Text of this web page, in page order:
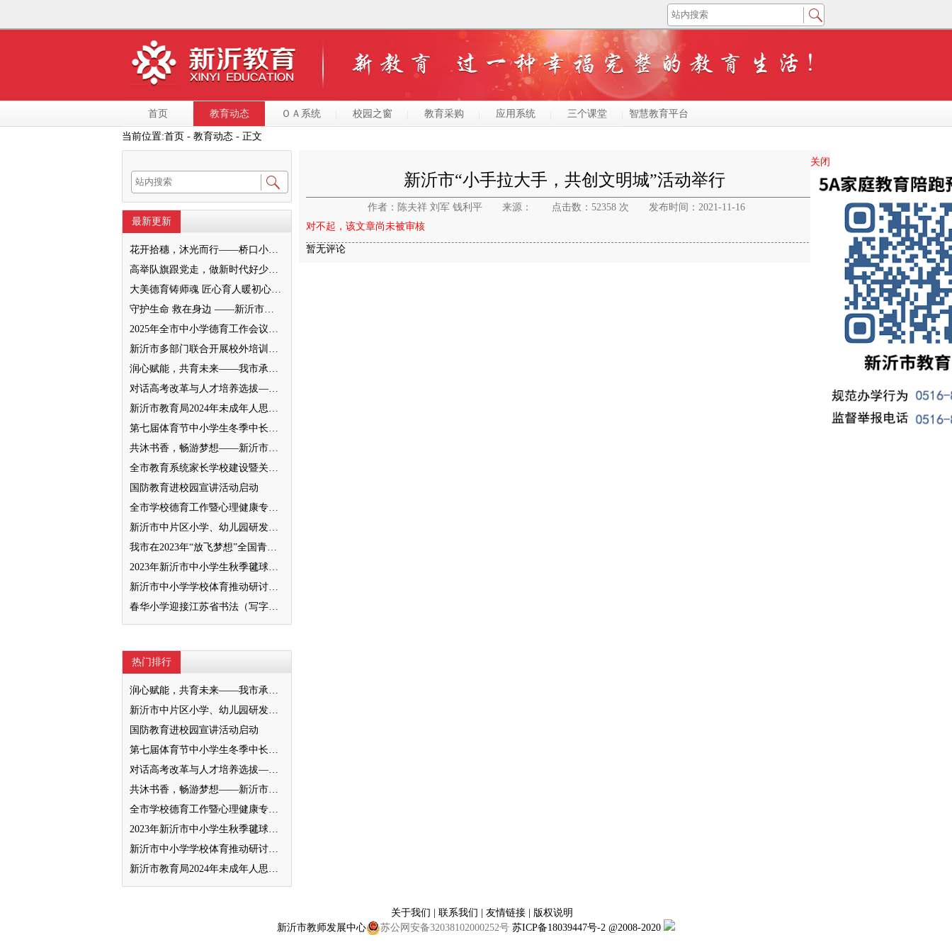
首页 教育动态 ＯＡ系统 校园之窗 教育采购 应用系统 三个课堂 智慧教育平台
当前位置:首页 - 教育动态 - 正文
最新更新
花开拾穗，沐光而行——桥口小学“大美德育之家校和美”暨2022级十岁成长仪式圆满举行
高举队旗跟党走，做新时代好少年—— 新沂市唐店第二小学六一文艺汇演圆满落幕
大美德育铸师魂 匠心育人暖初心 ——墨河中心小学第一期班主任培训活动圆满举行
守护生命 救在身边 ——新沂市新安小学一分校急救知识培训
2025年全市中小学德育工作会议召开
新沂市多部门联合开展校外培训机构专项整治行动
润心赋能，共育未来——我市承办徐州市“润心”行动暨家庭教育宣传周展示活动
对话高考改革与人才培养选拔——我与清北教授面对面
新沂市教育局2024年未成年人思想道德建设工作品牌——家校共育新活力“5A家庭教育陪跑行动”
第七届体育节中小学生冬季中长跑、跳绳比赛举行
共沐书香，畅游梦想——新沂市缔造完美教室名师工作室到唐店尚营小学捐赠图书
全市教育系统家长学校建设暨关工委优质化创建工作推进会召开
国防教育进校园宣讲活动启动
全市学校德育工作暨心理健康专项督导迎检会议召开
新沂市中片区小学、幼儿园研发卓越课程暨班主任素养提升培训活动举行
我市在2023年“放飞梦想”全国青少年纸飞机教育竞赛（江苏省总决赛）获得佳绩
2023年新沂市中小学生秋季毽球比赛举行
新沂市中小学学校体育推动研讨会举行
春华小学迎接江苏省书法（写字）特色学校验收
热门排行
润心赋能，共育未来——我市承办徐州市“润心”行动暨家庭教育宣传周展示活动
新沂市中片区小学、幼儿园研发卓越课程暨班主任素养提升培训活动举行
国防教育进校园宣讲活动启动
第七届体育节中小学生冬季中长跑、跳绳比赛举行
对话高考改革与人才培养选拔——我与清北教授面对面
共沐书香，畅游梦想——新沂市缔造完美教室名师工作室到唐店尚营小学捐赠图书
全市学校德育工作暨心理健康专项督导迎检会议召开
2023年新沂市中小学生秋季毽球比赛举行
新沂市中小学学校体育推动研讨会举行
新沂市教育局2024年未成年人思想道德建设工作品牌——家校共育新活力“5A家庭教育陪跑行动”
新沂市“小手拉大手，共创文明城”活动举行
作者：陈夫祥 刘军 钱利平 来源： 点击数：52358 次
发布时间：2021-11-16
对不起，该文章尚未被审核
暂无评论
关于我们 联系我们 友情链接
版权说明
新沂市教师发展中心
苏公网安备32038102000252号 苏ICP备18039447号-2 @2008-2020
关闭